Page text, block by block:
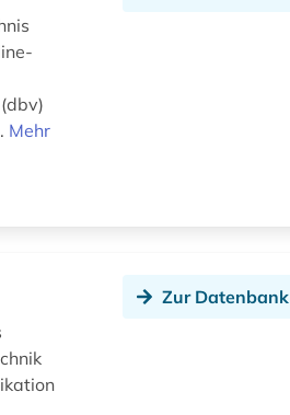
Mehr
Zur Datenbank